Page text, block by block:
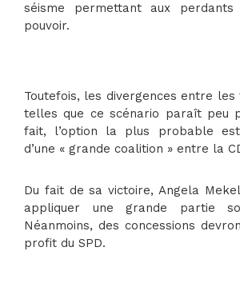
séisme permettant aux
pouvoir.
Toutefois, les divergences entre
telles que ce scénario paraît peu
fait, l’option la plus probable
d’une « grande coalition » entre la
Du fait de sa victoire, Angela
appliquer une grande partie
Néanmoins, des concessions
profit du SPD.